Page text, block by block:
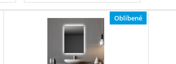
Oblíbené